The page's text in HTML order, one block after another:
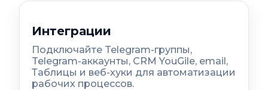
Интеграции
Подключайте Telegram-группы,
Telegram-аккаунты, CRM YouGile, email,
Таблицы и веб-хуки для автоматизации
рабочих процессов.